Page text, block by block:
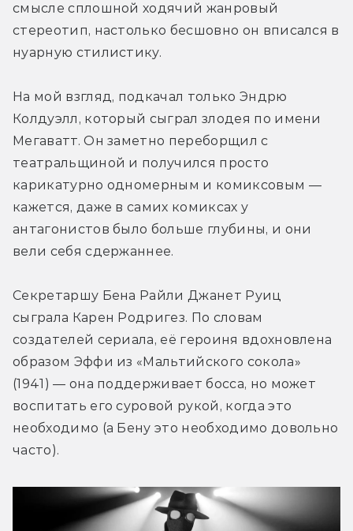
смысле сплошной ходячий жанровый
стереотип, настолько бесшовно он вписался в
нуарную стилистику.
На мой взгляд, подкачал только Эндрю
Колдуэлл, который сыграл злодея по имени
Мегаватт. Он заметно переборщил с
театральщиной и получился просто
карикатурно одномерным и комиксовым —
кажется, даже в самих комиксах у
антагонистов было больше глубины, и они
вели себя сдержаннее.
Секретаршу Бена Райли Джанет Руиц
сыграла Карен Родригез. По словам
создателей сериала, её героиня вдохновлена
образом Эффи из «Мальтийского сокола»
(1941) — она поддерживает босса, но может
воспитать его суровой рукой, когда это
необходимо (а Бену это необходимо довольно
часто).